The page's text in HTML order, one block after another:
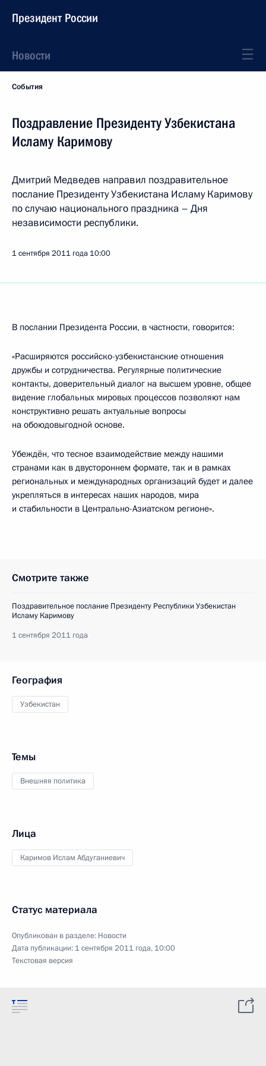
Президент России
Новости
События
Поздравление Президенту Узбекистана
Исламу Каримову
Дмитрий Медведев направил поздравительное
послание Президенту Узбекистана Исламу Каримову
по случаю национального праздника – Дня
независимости республики.
1 сентября 2011 года 10:00
В послании Президента России, в частности, говорится:
«Расширяются российско-узбекистанские отношения
дружбы и сотрудничества. Регулярные политические
контакты, доверительный диалог на высшем уровне, общее
видение глобальных мировых процессов позволяют нам
конструктивно решать актуальные вопросы
на обоюдовыгодной основе.
Убеждён, что тесное взаимодействие между нашими
странами как в двустороннем формате, так и в рамках
региональных и международных организаций будет и далее
укрепляться в интересах наших народов, мира
и стабильности в Центрально-Азиатском регионе».
Смотрите также
Поздравительное послание Президенту Республики Узбекистан
Исламу Каримову
1 сентября 2011 года
География
Узбекистан
Темы
Внешняя политика
Лица
Каримов Ислам Абдуганиевич
Статус материала
Опубликован в разделе: Новости
Дата публикации: 1 сентября 2011 года, 10:00
Текстовая версия